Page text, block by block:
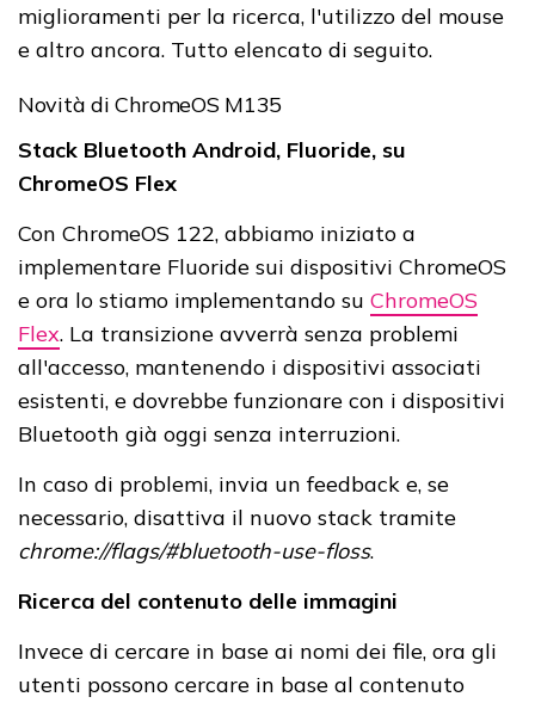
miglioramenti per la ricerca, l'utilizzo del mouse
e altro ancora. Tutto elencato di seguito.
Novità di ChromeOS M135
Stack Bluetooth Android, Fluoride, su
ChromeOS Flex
Con ChromeOS 122, abbiamo iniziato a
implementare Fluoride sui dispositivi ChromeOS
e ora lo stiamo implementando su ChromeOS
Flex. La transizione avverrà senza problemi
all'accesso, mantenendo i dispositivi associati
esistenti, e dovrebbe funzionare con i dispositivi
Bluetooth già oggi senza interruzioni.
In caso di problemi, invia un feedback e, se
necessario, disattiva il nuovo stack tramite
chrome://flags/#bluetooth-use-floss.
Ricerca del contenuto delle immagini
Invece di cercare in base ai nomi dei file, ora gli
utenti possono cercare in base al contenuto